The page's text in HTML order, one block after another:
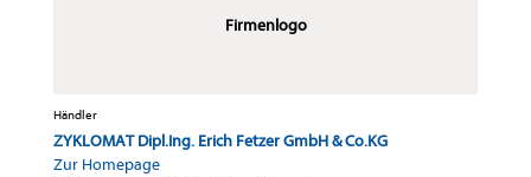
Firmenlogo
Händler
ZYKLOMAT Dipl.Ing. Erich Fetzer GmbH & Co.KG
Zur Homepage